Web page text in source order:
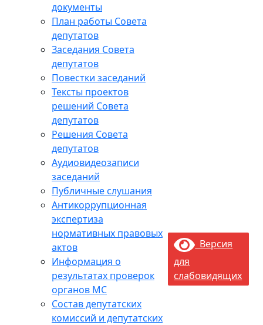
документы
План работы Совета
депутатов
Заседания Cовета
депутатов
Повестки заседаний
Тексты проектов
решений Совета
депутатов
Решения Совета
депутатов
Аудиовидеозаписи
заседаний
Публичные слушания
Антикоррупционная
экспертиза
нормативных правовых
актов
Информация о
результатах проверок
органов МС
Состав депутатских
комиссий и депутатских
Версия
для
слабовидящих